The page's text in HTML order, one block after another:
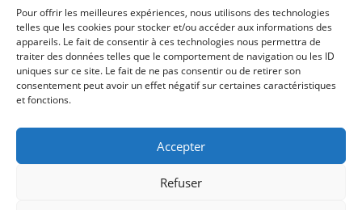
Pour offrir les meilleures expériences, nous utilisons des technologies
telles que les cookies pour stocker et/ou accéder aux informations des
appareils. Le fait de consentir à ces technologies nous permettra de
traiter des données telles que le comportement de navigation ou les ID
uniques sur ce site. Le fait de ne pas consentir ou de retirer son
consentement peut avoir un effet négatif sur certaines caractéristiques
et fonctions.
Accepter
Refuser
HORAIRES
Du lundi au jeudi:
14h à 16h